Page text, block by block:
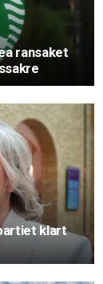
ransaket
klart